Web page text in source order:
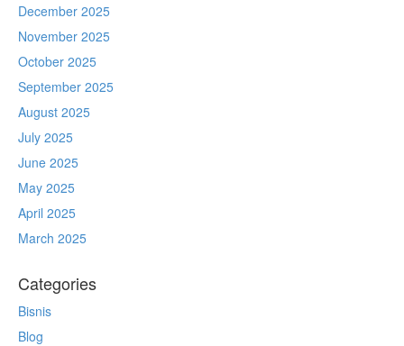
December 2025
November 2025
October 2025
September 2025
August 2025
July 2025
June 2025
May 2025
April 2025
March 2025
Categories
Bisnis
Blog